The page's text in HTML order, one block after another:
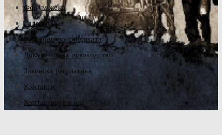
Форум жена
Галерија
Руководство синдиката
Документа за руководство
Законска регулатива
Контакти
Контактирајте нас